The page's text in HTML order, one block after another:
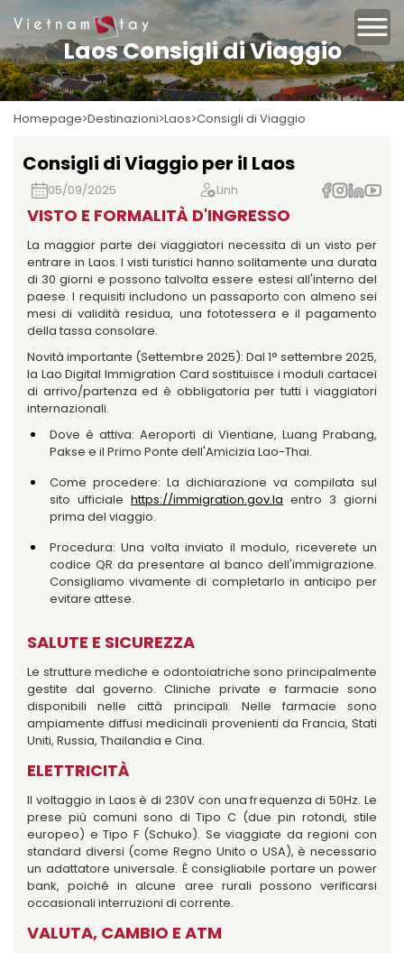
Laos Consigli di Viaggio
Homepage Destinazioni Laos Consigli di Viaggio
Consigli di Viaggio per il Laos
05/09/2025 Linh
VISTO E FORMALITÀ D'INGRESSO
La maggior parte dei viaggiatori necessita di un visto per
entrare in Laos. I visti turistici hanno solitamente una durata
di 30 giorni e possono talvolta essere estesi all'interno del
paese. I requisiti includono un passaporto con almeno sei
mesi di validità residua, una fototessera e il pagamento
della tassa consolare.
Novità importante (Settembre 2025): Dal 1° settembre 2025,
la Lao Digital Immigration Card sostituisce i moduli cartacei
di arrivo/partenza ed è obbligatoria per tutti i viaggiatori
internazionali.
Dove è attiva: Aeroporti di Vientiane, Luang Prabang,
Pakse e il Primo Ponte dell'Amicizia Lao-Thai.
Come procedere: La dichiarazione va compilata sul
sito ufficiale https://immigration.gov.la entro 3 giorni
prima del viaggio.
Procedura: Una volta inviato il modulo, riceverete un
codice QR da presentare al banco dell'immigrazione.
Consigliamo vivamente di completarlo in anticipo per
evitare attese.
SALUTE E SICUREZZA
Le strutture mediche e odontoiatriche sono principalmente
gestite dal governo. Cliniche private e farmacie sono
disponibili nelle città principali. Nelle farmacie sono
ampiamente diffusi medicinali provenienti da Francia, Stati
Uniti, Russia, Thailandia e Cina.
ELETTRICITÀ
Il voltaggio in Laos è di 230V con una frequenza di 50Hz. Le
prese più comuni sono di Tipo C (due pin rotondi, stile
europeo) e Tipo F (Schuko). Se viaggiate da regioni con
standard diversi (come Regno Unito o USA), è necessario
un adattatore universale. È consigliabile portare un power
bank, poiché in alcune aree rurali possono verificarsi
occasionali interruzioni di corrente.
VALUTA, CAMBIO E ATM